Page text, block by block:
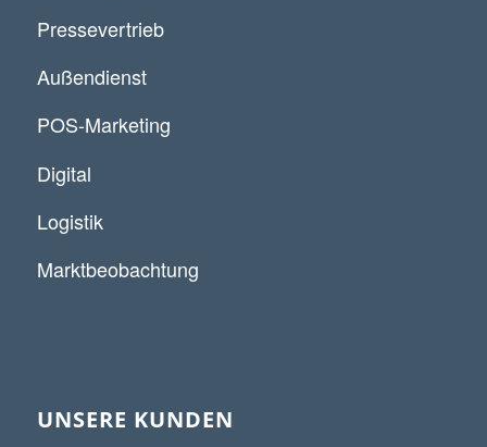
Pressevertrieb
Außendienst
POS-Marketing
Digital
Logistik
Marktbeobachtung
UNSERE KUNDEN